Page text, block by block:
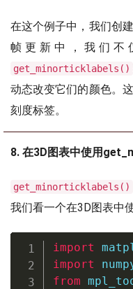
在这个例子中，我们创
帧更新中，我们不
get_minorticklabels()
动态改变它们的颜色。
刻度标签。
8. 在3D图表中使用
get_minorticklabels()
我们看一个在3D图表中
import
import
from